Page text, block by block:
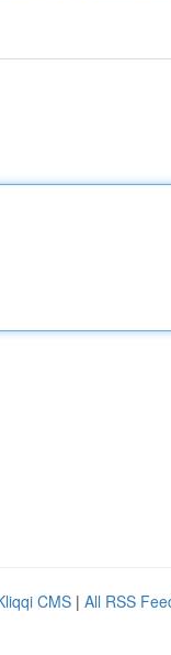
CMS | All RSS